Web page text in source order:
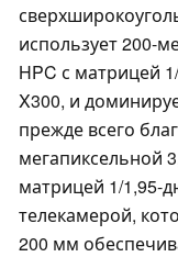
использует 200-
HPC с матрицей
X300, и
прежде всего
мегапиксельной
матрицей 1/1,95-
телекамерой,
200 мм